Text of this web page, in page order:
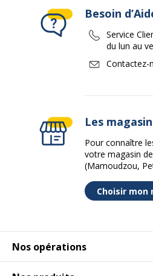
Nos opérations
Besoin
Service
du lun au
Contactez-
Les
Pour connaître
votre magasin
(Mamoudzou,
Choisir mon